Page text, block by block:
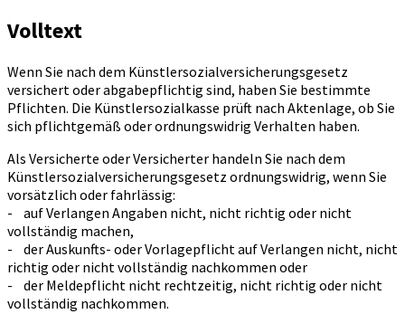
Volltext
Wenn Sie nach dem Künstlersozialversicherungsgesetz
versichert oder abgabepflichtig sind, haben Sie bestimmte
Pflichten. Die Künstlersozialkasse prüft nach Aktenlage, ob Sie
sich pflichtgemäß oder ordnungswidrig Verhalten haben.
Als Versicherte oder Versicherter handeln Sie nach dem
Künstlersozialversicherungsgesetz ordnungswidrig, wenn Sie
vorsätzlich oder fahrlässig:
- auf Verlangen Angaben nicht, nicht richtig oder nicht
vollständig machen,
- der Auskunfts- oder Vorlagepflicht auf Verlangen nicht, nicht
richtig oder nicht vollständig nachkommen oder
- der Meldepflicht nicht rechtzeitig, nicht richtig oder nicht
vollständig nachkommen.